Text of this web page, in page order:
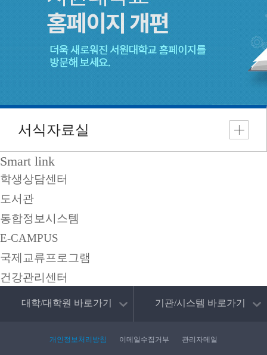
2026학년도 2학기 학생생활관 추가모집 1차 안내 (목민관 모집)
2026학년도 2학기 입실포기 안내
[양식] 퇴실서약서
[양식] 중도퇴실원
Smart link
학생상담센터
도서관
통합정보시스템
E-CAMPUS
국제교류프로그램
건강관리센터
대학/대학원 바로가기 기관/시스템 바로가기
개인정보처리방침 이메일수집거부 관리자메일